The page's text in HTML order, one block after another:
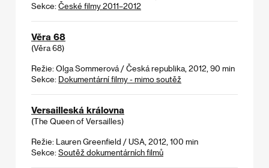
Sekce: České filmy 2011–2012
Věra 68
(Věra 68)
Režie: Olga Sommerová / Česká republika, 2012, 90 min
Sekce: Dokumentární filmy - mimo soutěž
Versailleská královna
(The Queen of Versailles)
Režie: Lauren Greenfield / USA, 2012, 100 min
Sekce: Soutěž dokumentárních filmů